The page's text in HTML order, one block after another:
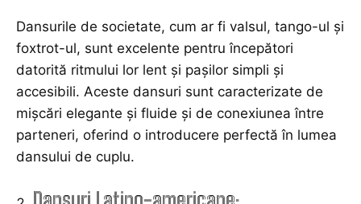
Dansurile de societate, cum ar fi valsul, tango-ul și
foxtrot-ul, sunt excelente pentru începători
datorită ritmului lor lent și pașilor simpli și
accesibili. Aceste dansuri sunt caracterizate de
mișcări elegante și fluide și de conexiunea între
parteneri, oferind o introducere perfectă în lumea
dansului de cuplu.